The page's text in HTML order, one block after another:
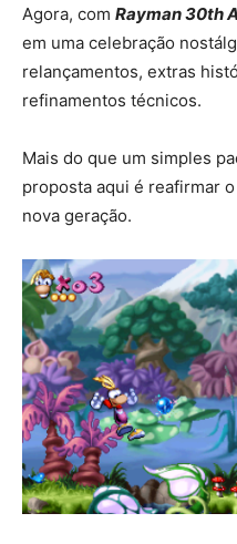
Agora, com Rayman 30th
em uma celebração
relançamentos, extras
refinamentos técnicos.
Mais do que um simples
proposta aqui é reafirmar
nova geração.